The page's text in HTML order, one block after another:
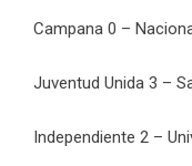
Campana 0 –
Juventud Unida 3 –
Independiente 2 –